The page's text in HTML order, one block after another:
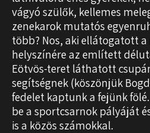
vágyó szülők, kellemes
zenekarok mutatós
több? Nos, aki ellátogatott
helyszínére az említett
Eötvös-teret láthatott
segítségnek (köszönjük
fedelet kaptunk a fejünk
be a sportcsarnok pályáját
is a közös számokkal.